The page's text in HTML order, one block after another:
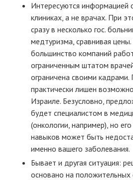
Интересуются информацией
клиниках, а не врачах. При
сразу в несколько гос.
медтуризма, сравнивая
большинство компаний
ограниченным штатом
ограничена своими кадрами.
практически лишен
Израиле. Безусловно,
будет специалистом в
(онкологии, например), но
навыков может быть
именно вашего заболевания.
Бывает и другая ситуация:
основано на положительных